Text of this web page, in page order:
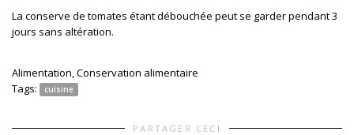
La conserve de tomates étant débouchée peut se garder pendant 3
jours sans altération.
Alimentation Conservation alimentaire
Tags:
cuisine
PARTAGER CECI